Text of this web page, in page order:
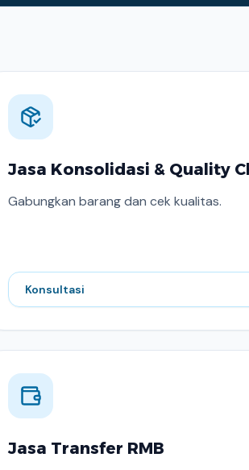
Jasa Konsolidasi & Quality
Gabungkan barang dan cek kualitas.
Konsultasi
Jasa Transfer RMB